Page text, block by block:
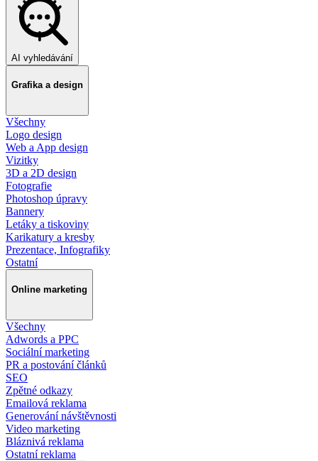
AI vyhledávání
Grafika a design
Všechny
Logo design
Web a App design
Vizitky
3D a 2D design
Fotografie
Photoshop úpravy
Bannery
Letáky a tiskoviny
Karikatury a kresby
Prezentace, Infografiky
Ostatní
Online marketing
Všechny
Adwords a PPC
Sociální marketing
PR a postování článků
SEO
Zpětné odkazy
Emailová reklama
Generování návštěvnosti
Video marketing
Bláznivá reklama
Ostatní reklama